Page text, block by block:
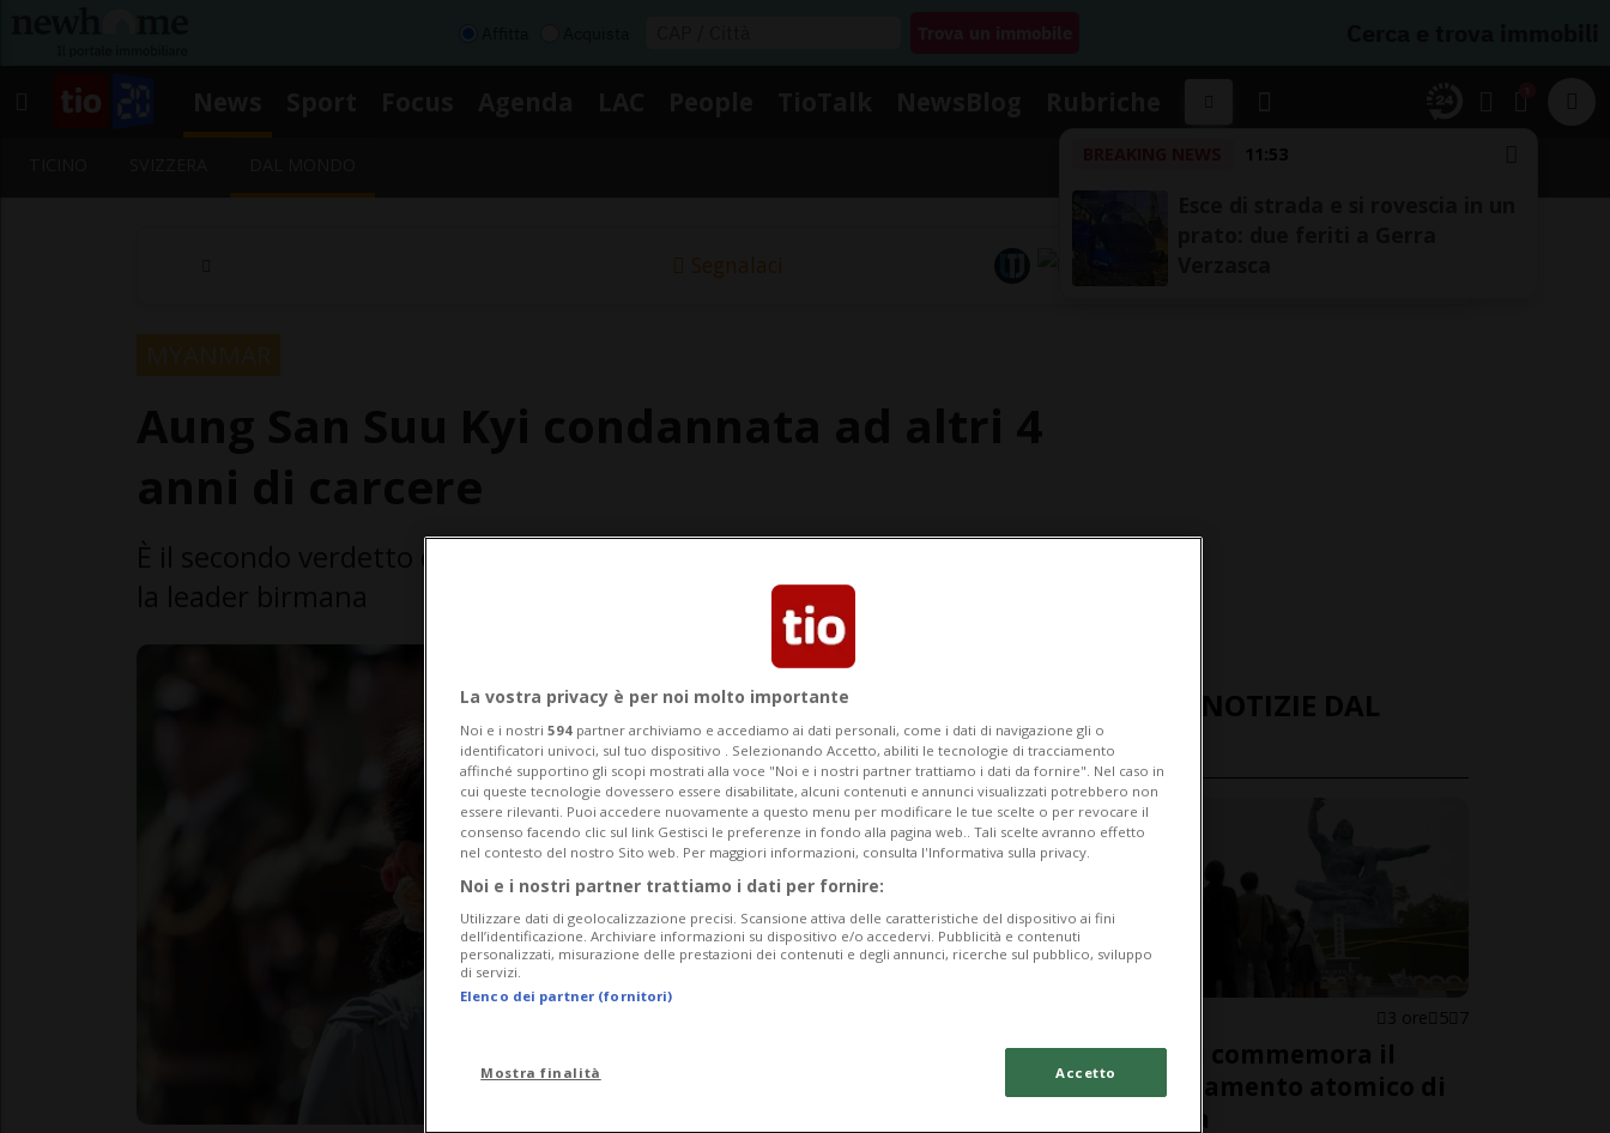
11:53
Segnalaci
ULTIME NOTIZIE DAL
MONDO
3 ore 5 7
Nagasaki commemora il
bombardamento atomico di
La vostra privacy è per noi molto importante
Noi e i nostri 594 partner archiviamo e accediamo ai dati personali, come i dati di navigazione gli o
identificatori univoci, sul tuo dispositivo . Selezionando Accetto, abiliti le tecnologie di tracciamento
affinché supportino gli scopi mostrati alla voce "Noi e i nostri partner trattiamo i dati da fornire". Nel caso in
cui queste tecnologie dovessero essere disabilitate, alcuni contenuti e annunci visualizzati potrebbero non
essere rilevanti. Puoi accedere nuovamente a questo menu per modificare le tue scelte o per revocare il
consenso facendo clic sul link Gestisci le preferenze in fondo alla pagina web.. Tali scelte avranno effetto
nel contesto del nostro Sito web. Per maggiori informazioni, consulta l'Informativa sulla privacy.
Noi e i nostri partner trattiamo i dati per fornire:
Utilizzare dati di geolocalizzazione precisi. Scansione attiva delle caratteristiche del dispositivo ai fini
dell’identificazione. Archiviare informazioni su dispositivo e/o accedervi. Pubblicità e contenuti
personalizzati, misurazione delle prestazioni dei contenuti e degli annunci, ricerche sul pubblico, sviluppo
di servizi.
Elenco dei partner (fornitori)
Mostra finalità Accetto